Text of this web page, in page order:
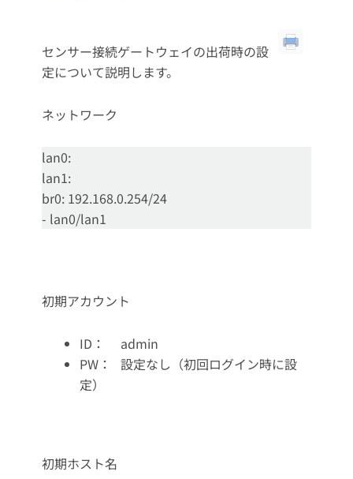
センサー接続ゲートウェイの出荷時の設
定について説明します。
ネットワーク
lan0:
lan1:
br0: 192.168.0.254/24
- lan0/lan1
初期アカウント
ID： admin
PW： 設定なし（初回ログイン時に設
定）
初期ホスト名